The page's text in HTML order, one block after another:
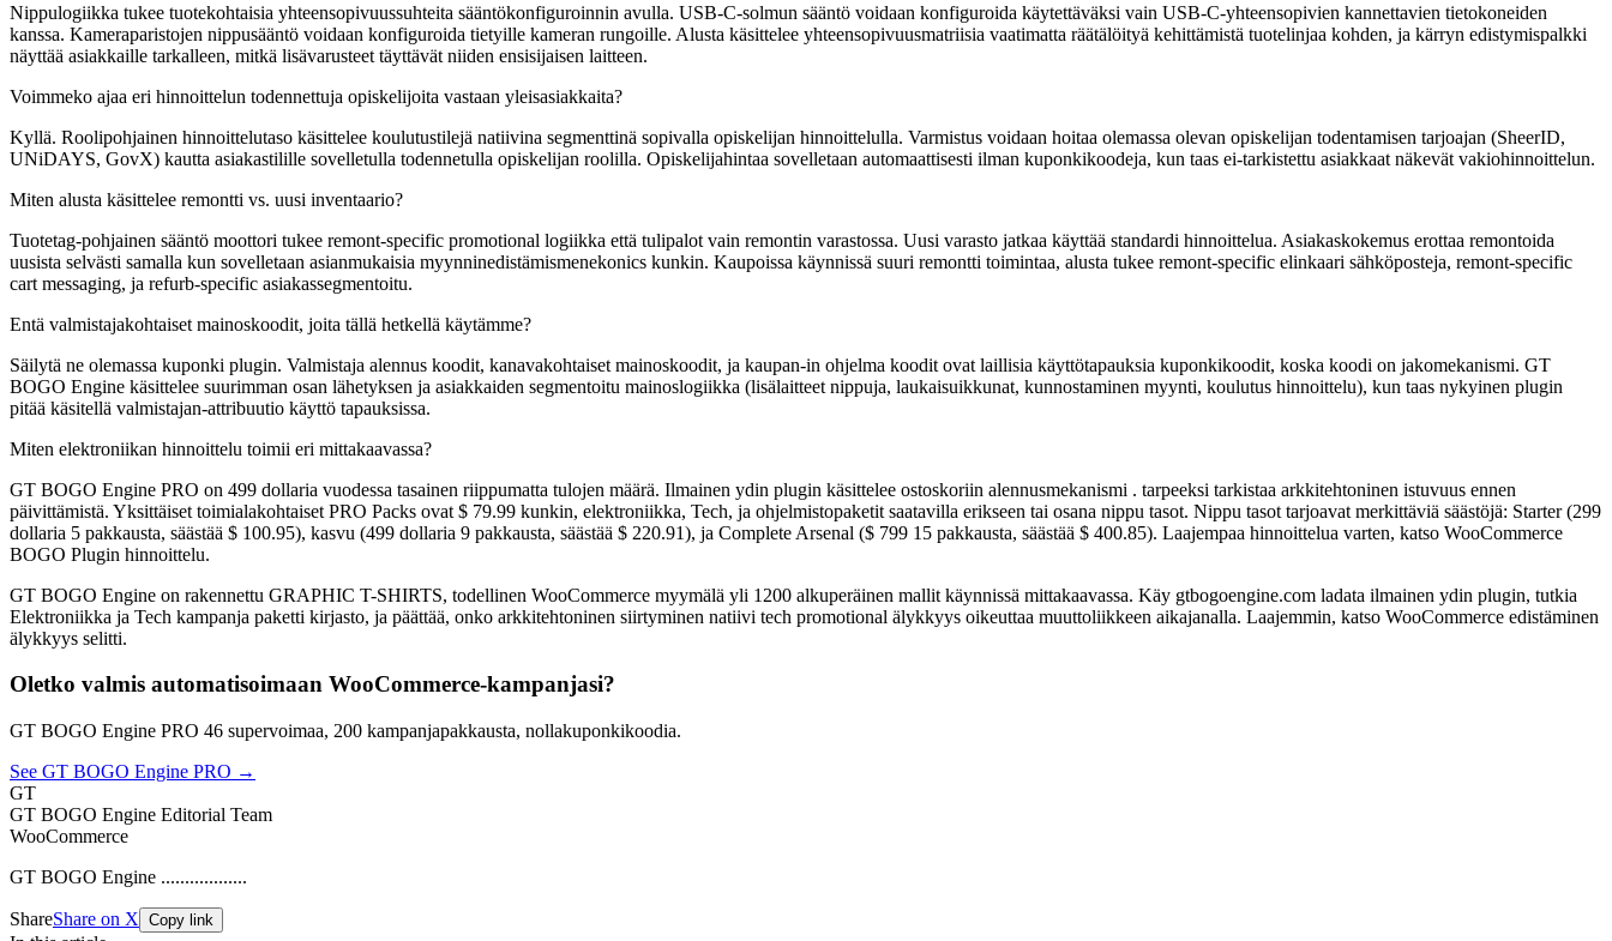
Nippulogiikka tukee tuotekohtaisia yhteensopivuussuhteita sääntökonfiguroinnin avulla. USB-C-solmun sääntö voidaan konfiguroida käytettäväksi vain USB-C-yhteensopivien kannettavien tietokoneiden
kanssa. Kameraparistojen nippusääntö voidaan konfiguroida tietyille kameran rungoille. Alusta käsittelee yhteensopivuusmatriisia vaatimatta räätälöityä kehittämistä tuotelinjaa kohden, ja kärryn edistymispalkki
näyttää asiakkaille tarkalleen, mitkä lisävarusteet täyttävät niiden ensisijaisen laitteen.
Voimmeko ajaa eri hinnoittelun todennettuja opiskelijoita vastaan yleisasiakkaita?
Kyllä. Roolipohjainen hinnoittelutaso käsittelee koulutustilejä natiivina segmenttinä sopivalla opiskelijan hinnoittelulla. Varmistus voidaan hoitaa olemassa olevan opiskelijan todentamisen tarjoajan (SheerID,
UNiDAYS, GovX) kautta asiakastilille sovelletulla todennetulla opiskelijan roolilla. Opiskelijahintaa sovelletaan automaattisesti ilman kuponkikoodeja, kun taas ei-tarkistettu asiakkaat näkevät vakiohinnoittelun.
Miten alusta käsittelee remontti vs. uusi inventaario?
Tuotetag-pohjainen sääntö moottori tukee remont-specific promotional logiikka että tulipalot vain remontin varastossa. Uusi varasto jatkaa käyttää standardi hinnoittelua. Asiakaskokemus erottaa remontoida
uusista selvästi samalla kun sovelletaan asianmukaisia myynninedistämismenekonics kunkin. Kaupoissa käynnissä suuri remontti toimintaa, alusta tukee remont-specific elinkaari sähköposteja, remont-specific
cart messaging, ja refurb-specific asiakassegmentoitu.
Entä valmistajakohtaiset mainoskoodit, joita tällä hetkellä käytämme?
Säilytä ne olemassa kuponki plugin. Valmistaja alennus koodit, kanavakohtaiset mainoskoodit, ja kaupan-in ohjelma koodit ovat laillisia käyttötapauksia kuponkikoodit, koska koodi on jakomekanismi. GT
BOGO Engine käsittelee suurimman osan lähetyksen ja asiakkaiden segmentoitu mainoslogiikka (lisälaitteet nippuja, laukaisuikkunat, kunnostaminen myynti, koulutus hinnoittelu), kun taas nykyinen plugin
pitää käsitellä valmistajan-attribuutio käyttö tapauksissa.
Miten elektroniikan hinnoittelu toimii eri mittakaavassa?
GT BOGO Engine PRO on 499 dollaria vuodessa tasainen riippumatta tulojen määrä. Ilmainen ydin plugin käsittelee ostoskoriin alennusmekanismi . tarpeeksi tarkistaa arkkitehtoninen istuvuus ennen
päivittämistä. Yksittäiset toimialakohtaiset PRO Packs ovat $ 79.99 kunkin, elektroniikka, Tech, ja ohjelmistopaketit saatavilla erikseen tai osana nippu tasot. Nippu tasot tarjoavat merkittäviä säästöjä: Starter (299
dollaria 5 pakkausta, säästää $ 100.95), kasvu (499 dollaria 9 pakkausta, säästää $ 220.91), ja Complete Arsenal ($ 799 15 pakkausta, säästää $ 400.85). Laajempaa hinnoittelua varten, katso WooCommerce
BOGO Plugin hinnoittelu.
GT BOGO Engine on rakennettu GRAPHIC T-SHIRTS, todellinen WooCommerce myymälä yli 1200 alkuperäinen mallit käynnissä mittakaavassa. Käy gtbogoengine.com ladata ilmainen ydin plugin, tutkia
Elektroniikka ja Tech kampanja paketti kirjasto, ja päättää, onko arkkitehtoninen siirtyminen natiivi tech promotional älykkyys oikeuttaa muuttoliikkeen aikajanalla. Laajemmin, katso WooCommerce edistäminen
älykkyys selitti.
Oletko valmis automatisoimaan WooCommerce-kampanjasi?
GT BOGO Engine PRO 46 supervoimaa, 200 kampanjapakkausta, nollakuponkikoodia.
See GT BOGO Engine PRO →
GT
GT BOGO Engine Editorial Team
WooCommerce
GT BOGO Engine ..................
ShareShare on X Copy link